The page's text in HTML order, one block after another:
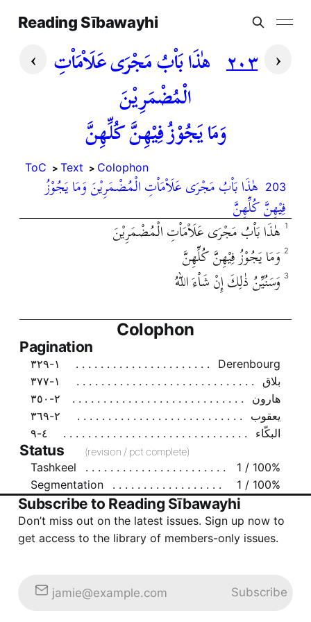
Reading Sībawayhi
› ‹ ٢٠٣ هٰذَا بَاْبُ مَجْرَى عَلَاْمَاْتِ
الْمُضْمَرِيْنَ
وَمَا يَجُوْزُ فِيْهِنَّ كُلِّهِنَّ
ToC Text
Colophon
203 هٰذَا بَاْبُ مَجْرَى عَلَاْمَاْتِ الْمُضْمَرِيْنَ وَمَا يَجُوْزُ
فِيْهِنَّ كُلِّهِنَّ
هٰذَا بَاْبُ مَجْرَى عَلَاْمَاْتِ الْمُضْمَرِيْنَ 1
وَمَا يَجُوْزُ فِيْهِنَّ كُلِّهِنَّ 2
وَسَنُيِّنُ ذٰلِكَ إِنْ شَاْءَ اللهُ 3
Colophon
Pagination
Derenbourg
١-٣٢٩
بلاق
١-٣٧٧
هارون
٢-٣٥٠
يعقوب
٢-٣٦٩
البكّاء
٤-٩
Status (revision / pct complete)
Tashkeel
1 / 100%
Segmentation
1 / 100%
Subscribe to Reading Sībawayhi
Don’t miss out on the latest issues. Sign up now to
get access to the library of members-only issues.
jamie@example.com Subscribe